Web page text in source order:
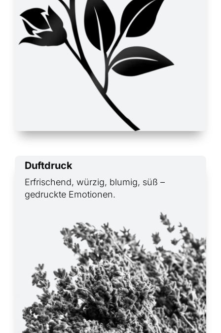
Duftdruck
Erfrischend, würzig, blumig, süß –
gedruckte Emotionen.